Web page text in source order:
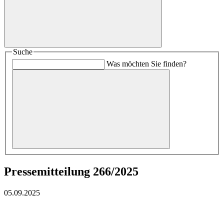
Suche
Was möchten Sie finden?
Pressemitteilung 266/2025
05.09.2025